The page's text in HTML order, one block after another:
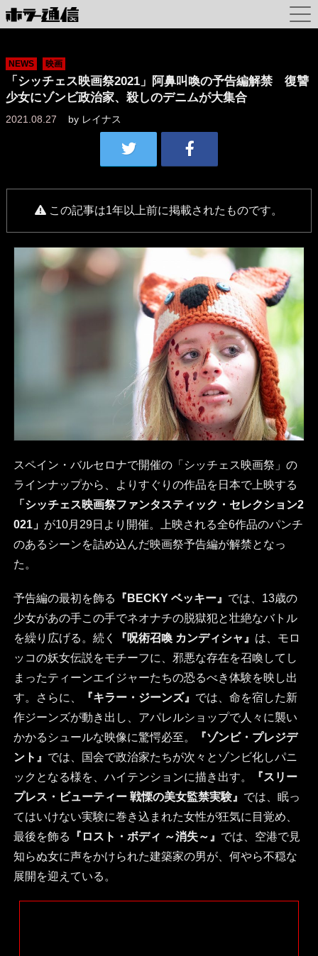
NEWS 映画
「シッチェス映画祭2021」阿鼻叫喚の予告編解禁 復讐
少女にゾンビ政治家、殺しのデニムが大集合
2021.08.27 by レイナス
この記事は1年以上前に掲載されたものです。
スペイン・バルセロナで開催の「シッチェス映画祭」の
ラインナップから、よりすぐりの作品を日本で上映する
「シッチェス映画祭ファンタスティック・セレクション2
021」 が10月29日より開催。上映される全6作品のパンチ
のあるシーンを詰め込んだ映画祭予告編が解禁となっ
た。
予告編の最初を飾る 『BECKY ベッキー』 では、13歳の
少女があの手この手でネオナチの脱獄犯と壮絶なバトル
を繰り広げる。続く
『呪術召喚 カンディシャ』 は、モロ
ッコの妖女伝説をモチーフに、邪悪な存在を召喚してし
まったティーンエイジャーたちの恐るべき体験を映し出
す。さらに、
『キラー・ジーンズ』 では、命を宿した新
作ジーンズが動き出し、アパレルショップで人々に襲い
かかるシュールな映像に驚愕必至。
『ゾンビ・プレジデ
ント』 では、国会で政治家たちが次々とゾンビ化しパニ
ックとなる様を、ハイテンションに描き出す。
『スリー
プレス・ビューティー 戦慄の美女監禁実験』 では、眠っ
てはいけない実験に巻き込まれた女性が狂気に目覚め、
最後を飾る
『ロスト・ボディ ～消失～』 では、空港で見
知らぬ女に声をかけられた建築家の男が、何やら不穏な
展開を迎えている。